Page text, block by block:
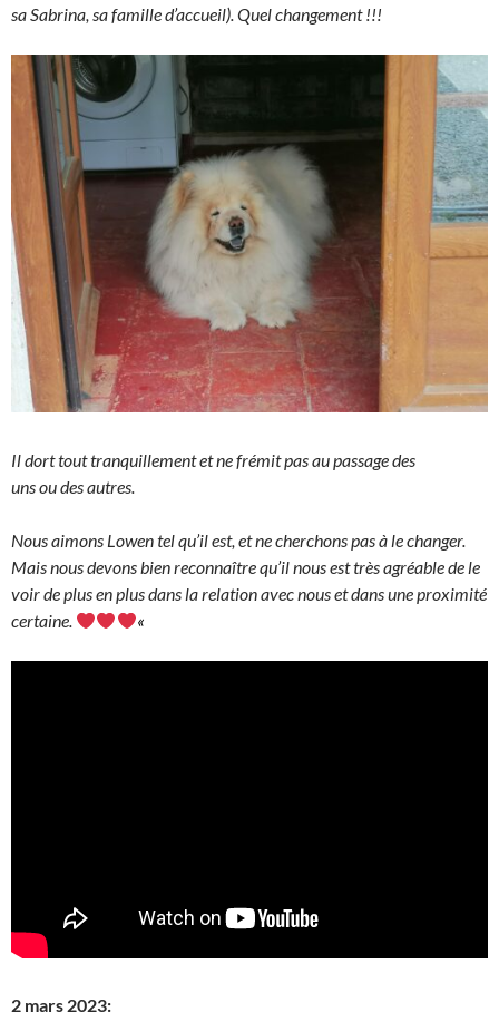
sa Sabrina, sa famille d’accueil). Quel changement !!!
Il dort tout tranquillement et ne frémit pas au passage des
uns ou des autres.
Nous aimons Lowen tel qu’il est, et ne cherchons pas à le changer.
Mais nous devons bien reconnaître qu’il nous est très agréable de le
voir de plus en plus dans la relation avec nous et dans une proximité
certaine.
«
2 mars 2023: